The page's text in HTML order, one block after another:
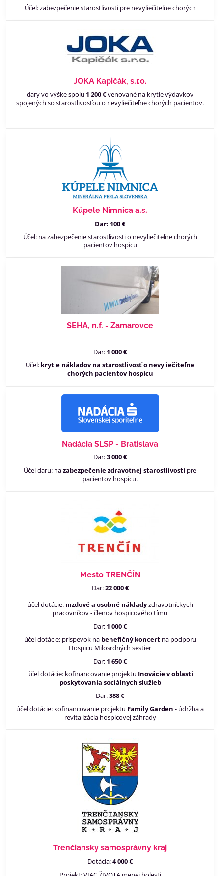
Účel: zabezpečenie starostlivosti pre nevyliečiteľne chorých
JOKA Kapičák, s.r.o.
dary vo výške spolu 1 200 €venované na krytie výdavkov
spojených so starostlivosťou o nevyliečiteľne chorých pacientov.
Kúpele Nimnica a.s.
Dar: 100 €
Účel: na zabezpečenie starostlivosti o nevyliečiteľne chorých
pacientov hospicu
SEHA, n.f. - Zamarovce
Dar: 1 000 €
Účel: krytie nákladov na starostlivosť o nevyliečiteľne
chorých pacientov hospicu
Nadácia SLSP - Bratislava
Dar:3 000 €
Účel daru: nazabezpečenie zdravotnej starostlivosti pre
pacientov hospicu.
Mesto TRENČÍN
Dar:22 000 €
účel dotácie: mzdové a osobné nákladyzdravotníckych
pracovníkov - členov hospicového tímu
Dar: 1 000 €
účel dotácie: príspevok na benefičný koncertna podporu
Hospicu Milosrdných sestier
Dar: 1 650 €
účel dotácie: kofinancovanie projektu Inovácie v oblasti
poskytovania sociálnych služieb
Dar:388 €
účel dotácie: kofinancovanie projektu Family Garden - údržba a
revitalizácia hospicovej záhrady
Trenčiansky samosprávny kraj
Dotácia:4 000 €